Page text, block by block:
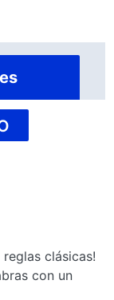
clásicas!
con un